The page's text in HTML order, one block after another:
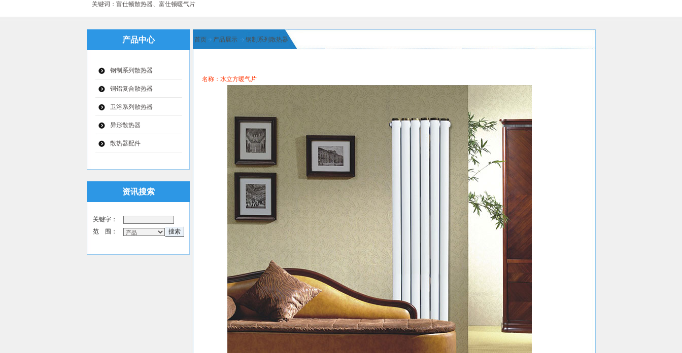
关键词：富仕顿散热器、富仕顿暖气片
产品中心
钢制系列散热器
铜铝复合散热器
卫浴系列散热器
异形散热器
散热器配件
资讯搜索
关键字：
范 围：
首页 产品展示 钢制系列散热器
名称：水立方暖气片